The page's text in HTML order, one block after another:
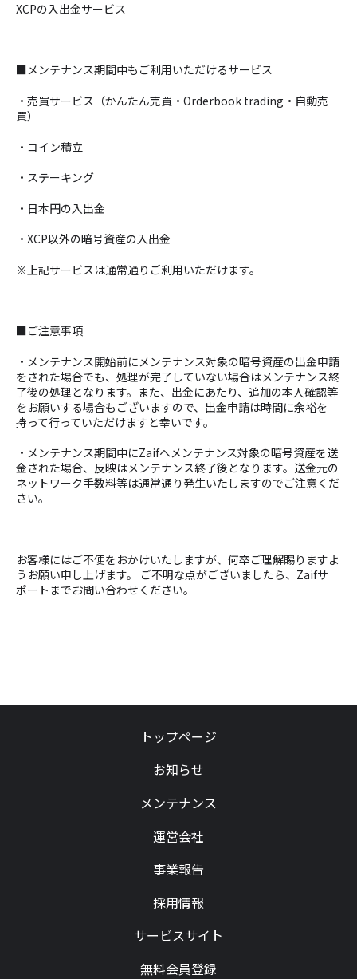
XCPの入出金サービス
■メンテナンス期間中もご利用いただけるサービス
・売買サービス（かんたん売買・Orderbook trading・自動売
買）
・コイン積立
・ステーキング
・日本円の入出金
・XCP以外の暗号資産の入出金
※上記サービスは通常通りご利用いただけます。
■ご注意事項
・メンテナンス開始前にメンテナンス対象の暗号資産の出金申請
をされた場合でも、処理が完了していない場合はメンテナンス終
了後の処理となります。また、出金にあたり、追加の本人確認等
をお願いする場合もございますので、出金申請は時間に余裕を
持って行っていただけますと幸いです。
・メンテナンス期間中にZaifへメンテナンス対象の暗号資産を送
金された場合、反映はメンテナンス終了後となります。送金元の
ネットワーク手数料等は通常通り発生いたしますのでご注意くだ
さい。
お客様にはご不便をおかけいたしますが、何卒ご理解賜りますよ
うお願い申し上げます。 ご不明な点がございましたら、Zaifサ
ポートまでお問い合わせください。
トップページ
お知らせ
メンテナンス
運営会社
事業報告
採用情報
サービスサイト
無料会員登録